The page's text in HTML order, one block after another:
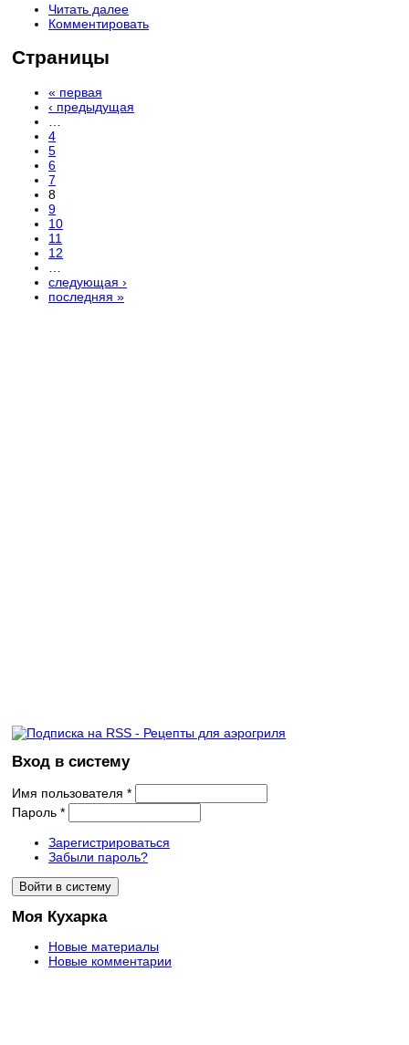
Читать далее
Комментировать
Страницы
« первая
‹ предыдущая
4
5
6
7
8
9
10
11
12
следующая ›
последняя »
Вход в систему
Имя пользователя *
Пароль *
Зарегистрироваться
Забыли пароль?
Моя Кухарка
Новые материалы
Новые комментарии